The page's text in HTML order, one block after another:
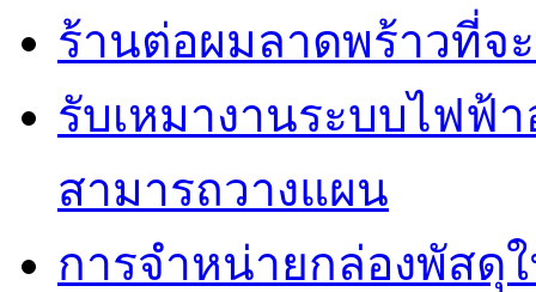
ร้านต่อผมลาดพร้าวที่จ
รับเหมางานระบบไฟฟ้
สามารถวางแผน
การจำหน่ายกล่องพัสดุ